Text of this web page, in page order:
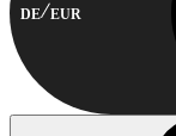
DE EUR